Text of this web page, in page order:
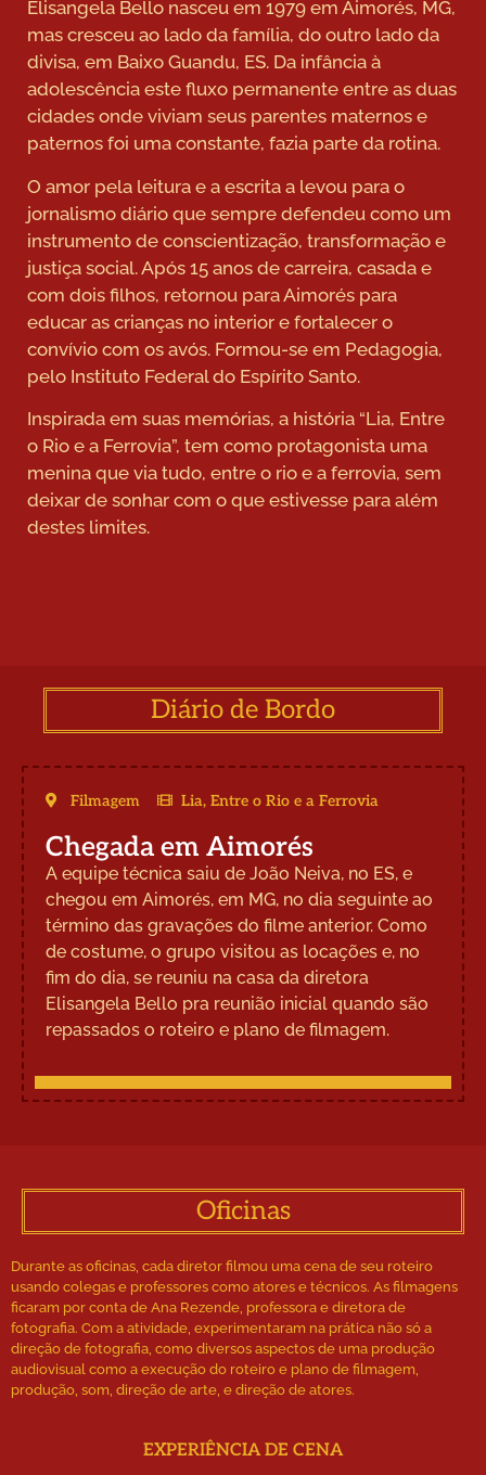
Elisangela Bello nasceu em 1979 em Aimorés, MG,
mas cresceu ao lado da família, do outro lado da
divisa, em Baixo Guandu, ES. Da infância à
adolescência este fluxo permanente entre as duas
cidades onde viviam seus parentes maternos e
paternos foi uma constante, fazia parte da rotina.
O amor pela leitura e a escrita a levou para o
jornalismo diário que sempre defendeu como um
instrumento de conscientização, transformação e
justiça social. Após 15 anos de carreira, casada e
com dois filhos, retornou para Aimorés para
educar as crianças no interior e fortalecer o
convívio com os avós. Formou-se em Pedagogia,
pelo Instituto Federal do Espírito Santo.
Inspirada em suas memórias, a história “Lia, Entre
o Rio e a Ferrovia”, tem como protagonista uma
menina que via tudo, entre o rio e a ferrovia, sem
deixar de sonhar com o que estivesse para além
destes limites.
Diário de Bordo
Filmagem Lia, Entre o Rio e a Ferrovia
Chegada em Aimorés
A equipe técnica saiu de João Neiva, no ES, e
chegou em Aimorés, em MG, no dia seguinte ao
término das gravações do filme anterior. Como
de costume, o grupo visitou as locações e, no
fim do dia, se reuniu na casa da diretora
Elisangela Bello pra reunião inicial quando são
repassados o roteiro e plano de filmagem.
Oficinas
Durante as oficinas, cada diretor filmou uma cena de seu roteiro
usando colegas e professores como atores e técnicos. As filmagens
ficaram por conta de Ana Rezende, professora e diretora de
fotografia. Com a atividade, experimentaram na prática não só a
direção de fotografia, como diversos aspectos de uma produção
audiovisual como a execução do roteiro e plano de filmagem,
produção, som, direção de arte, e direção de atores.
EXPERIÊNCIA DE CENA